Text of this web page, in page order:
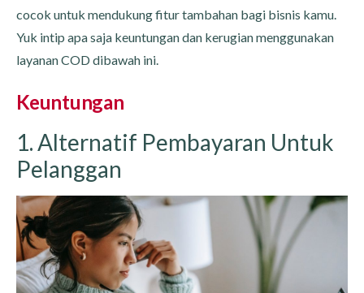
cocok untuk mendukung fitur tambahan bagi bisnis kamu.
Yuk intip apa saja keuntungan dan kerugian menggunakan
layanan COD dibawah ini.
Keuntungan
1. Alternatif Pembayaran Untuk
Pelanggan